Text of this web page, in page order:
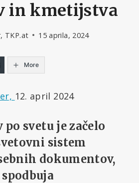
in kmetijstva
TKP.at 15 aprila, 2024
More
12. april 2024
po svetu je začelo
sistem
dokumentov,